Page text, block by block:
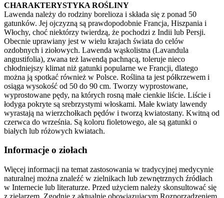
CHARAKTERYSTYKA ROŚLINY
Lawenda należy do rodziny borelioza i składa się z ponad 50
gatunków. Jej ojczyzną są prawdopodobnie Francja, Hiszpania i
Włochy, choć niektórzy twierdzą, że pochodzi z Indii lub Persji.
Obecnie uprawiany jest w wielu krajach świata do celów
ozdobnych i ziołowych. Lawenda wąskolistna (Lavandula
angustifolia), zwana też lawendą pachnącą, toleruje nieco
chłodniejszy klimat niż gatunki popularne we Francji, dlatego
można ją spotkać również w Polsce. Roślina ta jest półkrzewem i
osiąga wysokość od 50 do 90 cm. Tworzy wyprostowane,
wyprostowane pędy, na których rosną małe cienkie liście. Liście i
łodyga pokryte są srebrzystymi włoskami. Małe kwiaty lawendy
wyrastają na wierzchołkach pędów i tworzą kwiatostany. Kwitną od
czerwca do września. Są koloru fioletowego, ale są gatunki o
białych lub różowych kwiatach.
Informacje o ziołach
Więcej informacji na temat zastosowania w tradycyjnej medycynie
naturalnej można znaleźć w zielnikach lub zewnętrznych źródłach
w Internecie lub literaturze. Przed użyciem należy skonsultować się
z zielarzem. Zgodnie z aktualnie obowiązującym Rozporządzeniem